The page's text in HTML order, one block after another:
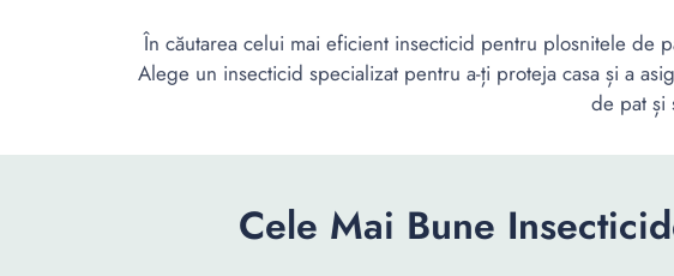
În căutarea celui mai eficient insecticid pentru plosnitele de
Alege un insecticid specializat pentru a-ți proteja casa și a
de pat și
Cele Mai Bune